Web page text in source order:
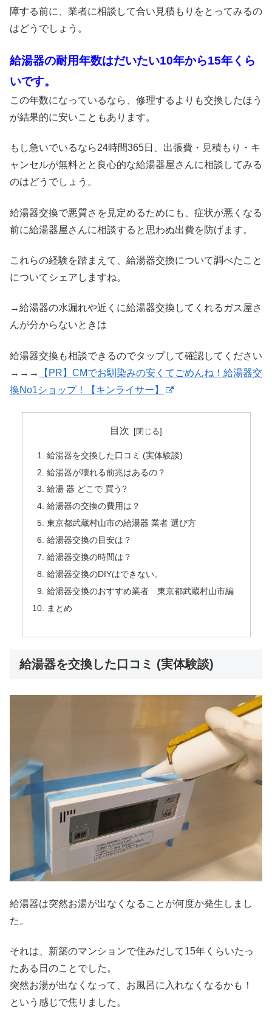
障する前に、業者に相談して合い見積もりをとってみるの
はどうでしょう。
給湯器の耐用年数はだいたい10年から15年くら
いです。
この年数になっているなら、修理するよりも交換したほう
が結果的に安いこともあります。
もし急いでいるなら24時間365日、出張費・見積もり・キ
ャンセルが無料とと良心的な給湯器屋さんに相談してみる
のはどうでしょう。
給湯器交換で悪質さを見定めるためにも、症状が悪くなる
前に給湯器屋さんに相談すると思わぬ出費を防げます。
これらの経験を踏まえて、給湯器交換について調べたこと
についてシェアしますね。
→給湯器の水漏れや近くに給湯器交換してくれるガス屋さ
んが分からないときは
給湯器交換も相談できるのでタップして確認してください
→→→
【PR】CMでお馴染みの安くてごめんね！給湯器交
換No1ショップ！【キンライサー】
目次
給湯器を交換した口コミ (実体験談)
給湯器が壊れる前兆はあるの？
給湯 器 どこで 買う?
給湯器の交換の費用は？
東京都武蔵村山市の給湯器 業者 選び方
給湯器交換の目安は？
給湯器交換の時間は？
給湯器交換のDIYはできない。
給湯器交換のおすすめ業者 東京都武蔵村山市編
まとめ
給湯器を交換した口コミ (実体験談)
給湯器は突然お湯が出なくなることが何度か発生しまし
た。
それは、新築のマンションで住みだして15年くらいたっ
たある日のことでした。
突然お湯が出なくなって、お風呂に入れなくなるかも！
という感じで焦りました。